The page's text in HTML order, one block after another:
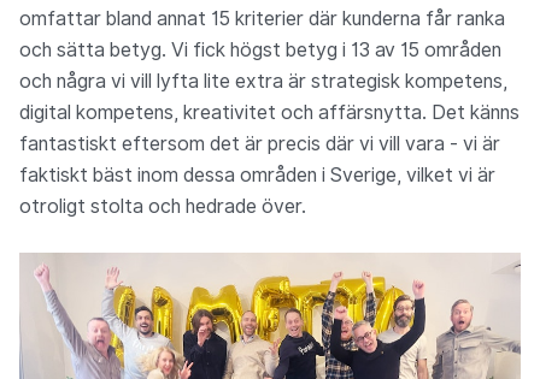
omfattar bland annat 15 kriterier där kunderna får ranka
och sätta betyg. Vi fick högst betyg i 13 av 15 områden
och några vi vill lyfta lite extra är strategisk kompetens,
digital kompetens, kreativitet och affärsnytta. Det känns
fantastiskt eftersom det är precis där vi vill vara - vi är
faktiskt bäst inom dessa områden i Sverige, vilket vi är
otroligt stolta och hedrade över.